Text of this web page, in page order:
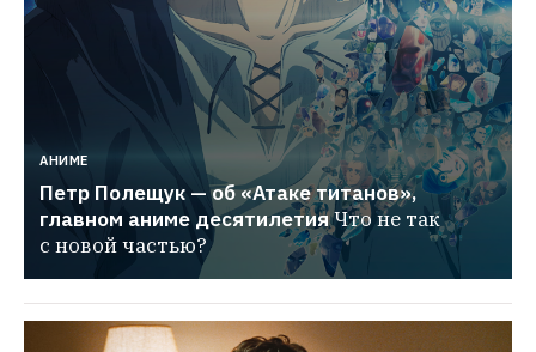
АНИМЕ
Петр Полещук — об «Атаке титанов»,
главном аниме десятилетияЧто не так
с новой частью?